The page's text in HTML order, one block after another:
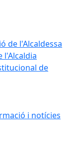
de l'Alcaldessa
l'Alcaldia
de
i notícies